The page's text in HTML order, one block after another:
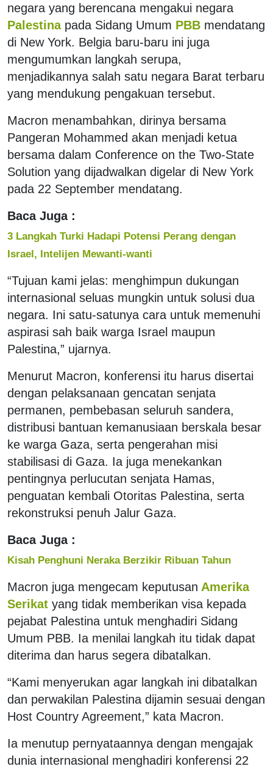
negara yang berencana mengakui negara
Palestina pada Sidang Umum PBB mendatang
di New York. Belgia baru-baru ini juga
mengumumkan langkah serupa,
menjadikannya salah satu negara Barat terbaru
yang mendukung pengakuan tersebut.
Macron menambahkan, dirinya bersama
Pangeran Mohammed akan menjadi ketua
bersama dalam Conference on the Two-State
Solution yang dijadwalkan digelar di New York
pada 22 September mendatang.
Baca Juga :
3 Langkah Turki Hadapi Potensi Perang dengan
Israel, Intelijen Mewanti-wanti
“Tujuan kami jelas: menghimpun dukungan
internasional seluas mungkin untuk solusi dua
negara. Ini satu-satunya cara untuk memenuhi
aspirasi sah baik warga Israel maupun
Palestina,” ujarnya.
Menurut Macron, konferensi itu harus disertai
dengan pelaksanaan gencatan senjata
permanen, pembebasan seluruh sandera,
distribusi bantuan kemanusiaan berskala besar
ke warga Gaza, serta pengerahan misi
stabilisasi di Gaza. Ia juga menekankan
pentingnya perlucutan senjata Hamas,
penguatan kembali Otoritas Palestina, serta
rekonstruksi penuh Jalur Gaza.
Baca Juga :
Kisah Penghuni Neraka Berzikir Ribuan Tahun
Macron juga mengecam keputusan Amerika
Serikat yang tidak memberikan visa kepada
pejabat Palestina untuk menghadiri Sidang
Umum PBB. Ia menilai langkah itu tidak dapat
diterima dan harus segera dibatalkan.
“Kami menyerukan agar langkah ini dibatalkan
dan perwakilan Palestina dijamin sesuai dengan
Host Country Agreement,” kata Macron.
Ia menutup pernyataannya dengan mengajak
dunia internasional menghadiri konferensi 22